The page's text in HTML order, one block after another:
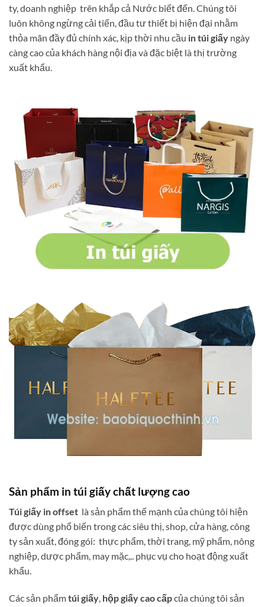
ty, doanh nghiệp trên khắp cả Nước biết đến. Chúng tôi
luôn không ngừng cải tiến, đầu tư thiết bị hiện đại nhằm
thỏa mãn đầy đủ chính xác, kịp thời nhu cầu in túi giấy ngày
càng cao của khách hàng nội địa và đặc biệt là thị trường
xuất khẩu.
Sản phẩm in túi giấy chất lượng cao
Túi giấy in offset là sản phẩm thế mạnh của chúng tôi hiện
được dùng phổ biến trong các siêu thị, shop, cửa hàng, công
ty sản xuất, đóng gói: thực phẩm, thời trang, mỹ phẩm, nông
nghiệp, dược phẩm, may mặc,.. phục vụ cho hoạt động xuất
khẩu.
Các sản phẩmtúi giấy, hộp giấy cao cấpcủa chúng tôi sản